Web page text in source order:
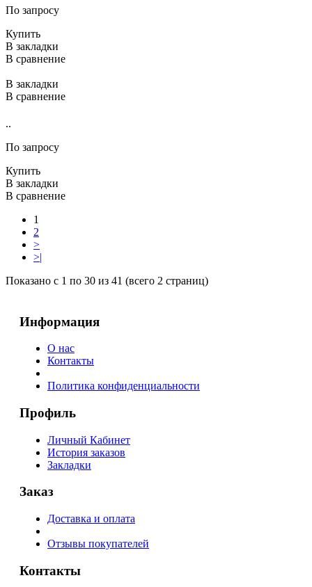
По запросу
Купить
В закладки
В сравнение
В закладки
В сравнение
..
По запросу
Купить
В закладки
В сравнение
1
2
>
>|
Показано с 1 по 30 из 41 (всего 2 страниц)
Информация
О нас
Контакты
Политика конфиденциальности
Профиль
Личный Кабинет
История заказов
Закладки
Заказ
Доставка и оплата
Отзывы покупателей
Контакты